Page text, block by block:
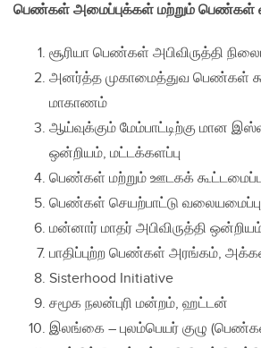
பெண்கள் அமைப்புக்கள் மற்றும் பெண்கள்
சூரியா பெண்கள் அபிவிருத்தி
அனர்த்த முகாமைத்துவ பெண்கள்
மாகாணம்
ஆய்வுக்கும் மேம்பாட்டிற்கு மான
ஒன்றியம், மட்டக்களப்பு
பெண்கள் மற்றும் ஊடகக் கூட்டமைப்பு
பெண்கள் செயற்பாட்டு வலையமைப்பு
மன்னார் மாதர் அபிவிருத்தி
பாதிப்புற்ற பெண்கள் அரங்கம்,
Sisterhood Initiative
சமூக நலன்புரி மன்றம், ஹட்டன்
இலங்கை – புலம்பெயர் குழு (பெண்கள்